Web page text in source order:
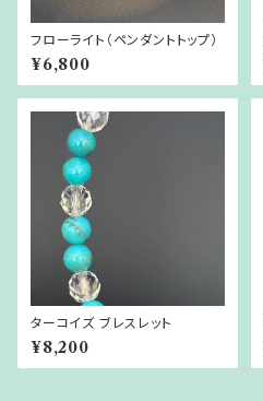
フローライト（ペンダントトップ）
¥6,800
ターコイズ ブレスレット
¥8,200